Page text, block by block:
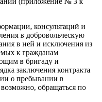
консультаций и
в добровольческую
в ней и исключения из
к гражданам
в бригаду и
заключения контракта
о пребывании в
обращаться по